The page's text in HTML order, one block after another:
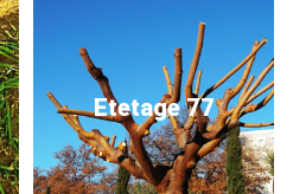
Etetage 77